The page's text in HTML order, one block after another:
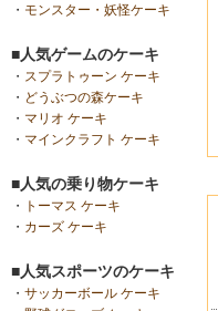
・ モンスター・妖怪ケーキ
■人気ゲームのケーキ
・ スプラトゥーン ケーキ
・ どうぶつの森ケーキ
・ マリオ ケーキ
・ マインクラフト ケーキ
■人気の乗り物ケーキ
・
トーマス ケーキ
・ カーズ ケーキ
■人気スポーツのケーキ
・ サッカーボール ケーキ